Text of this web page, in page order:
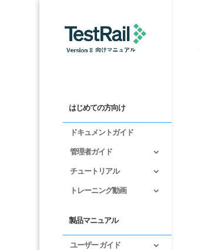
はじめての方向け
ドキュメントガイド
管理者ガイド
チュートリアル
トレーニング動画
製品マニュアル
ユーザー ガイド